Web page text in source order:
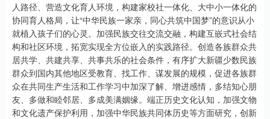
人路径、营造文化育人环境，构建家校社一体化、大中小一体化的
协同育人格局，让“中华民族一家亲，同心共筑中国梦”的意识从小
就植入孩子们的心灵。加强民族交往交流交融，构建互嵌式社会结
构和社区环境，拓宽实现全方位嵌入的实践路径。创造各族群众共
居共学、共建共享、共事共乐的社会条件，有序扩大新疆少数民族
群众到国内其他地区受教育、找工作、谋发展的规模，促进各族群
众在共同生产生活和工作学习中加深了解、增进感情，多结知心朋
友、多做和睦邻居、多成美满姻缘。端正历史文化认知，加强文物
和文化遗产保护利用，加强中华民族共同体历史等方面研究，创新